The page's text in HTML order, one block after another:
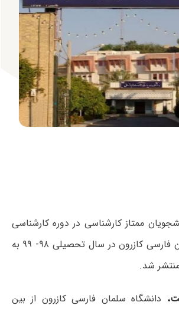
ممتاز کارشناسی در دوره کارشناسی
ارشد دانشگاه سلمان فارسی کازرون در سال تحصیلی ۹۸- ۹۹ به
شد.
، دانشگاه سلمان فارسی کازرون از بین